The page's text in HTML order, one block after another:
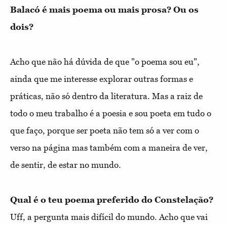
Balacó é mais poema ou mais prosa? Ou os
dois?
Acho que não há dúvida de que "o poema sou eu",
ainda que me interesse explorar outras formas e
práticas, não só dentro da literatura. Mas a raiz de
todo o meu trabalho é a poesia e sou poeta em tudo o
que faço, porque ser poeta não tem só a ver com o
verso na página mas também com a maneira de ver,
de sentir, de estar no mundo.
Qual é o teu poema preferido do Constelação?
Uff, a pergunta mais difícil do mundo. Acho que vai